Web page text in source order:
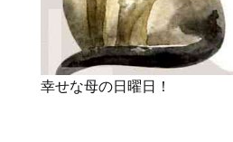
幸せな母の日曜日！